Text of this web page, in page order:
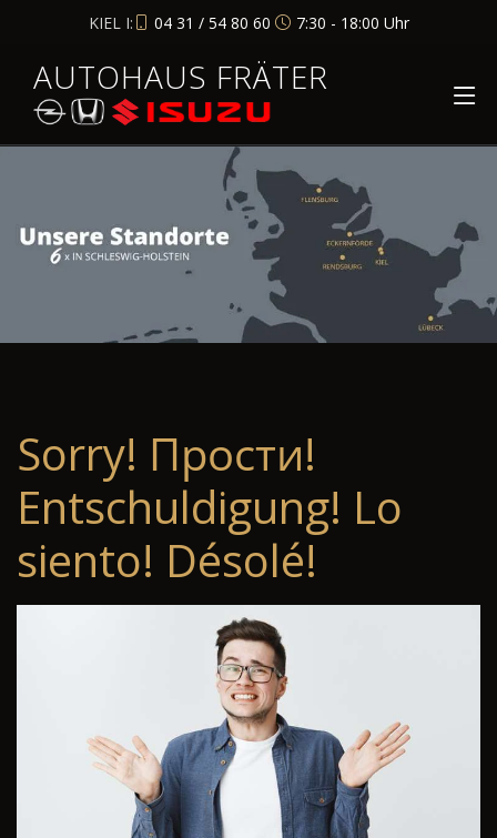
KIEL I: 04 31 / 54 80 60 7:30 - 18:00 Uhr
AUTOHAUS FRÄTER
Sorry! Прости!
Entschuldigung! Lo
siento! Désolé!